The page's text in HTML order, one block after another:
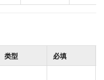
类型 必填